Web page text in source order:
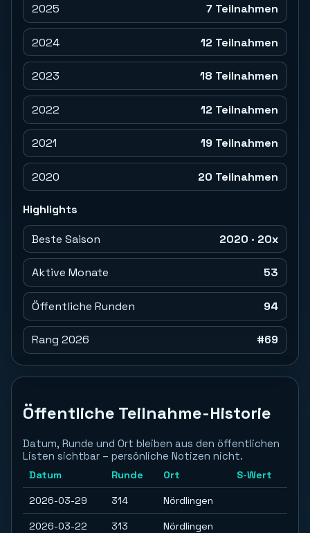
2025 7 Teilnahmen
2024 12 Teilnahmen
2023 18 Teilnahmen
2022 12 Teilnahmen
2021 19 Teilnahmen
2020 20 Teilnahmen
Highlights
Beste Saison 2020 · 20x
Aktive Monate 53
Öffentliche Runden 94
Rang 2026 #69
Öffentliche Teilnahme-Historie
Datum, Runde und Ort bleiben aus den öffentlichen
Listen sichtbar – persönliche Notizen nicht.
Datum
Runde Ort S-Wert
2026-03-29 314 Nördlingen
2026-03-22 313 Nördlingen